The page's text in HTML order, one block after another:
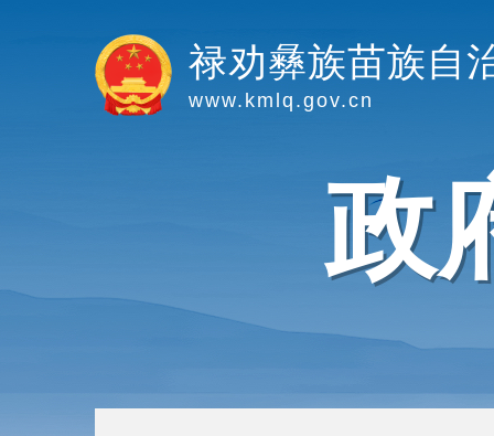
禄劝彝族苗族自
www.kmlq.gov.cn
政